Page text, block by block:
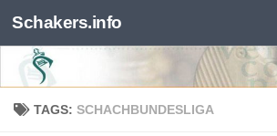
Skip to content
Schakers.info
TAGS: SCHACHBUNDESLIGA